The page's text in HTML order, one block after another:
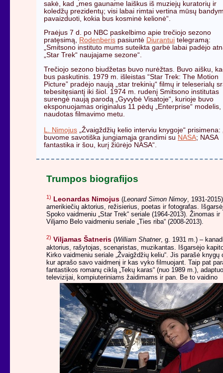
sakė, kad „mes gauname laiškus iš muziejų kuratorių ir
koledžų prezidentų; visi labai rimtai vertina mūsų
pavaizduoti, kokia bus kosminė kelionė“.
Praėjus 7 d. po NBC paskelbimo apie trečiojo sezono
pratęsimą, Rodenberis pasiuntė Diurantui telegramą:
„Smitsono instituto mums suteikta garbė labai padėjo
„Star Trek“ naujajame sezone“.
Trečiojo sezono biudžetas buvo nurėžtas. Buvo aišku,
bus paskutinis. 1979 m. išleistas “Star Trek: The Motion
Picture” pradėjo naują „star trekinių“ filmų ir teleserialų
tebesitęsiantį iki šiol. 1974 m. rudenį Smitsono institutas
surengė naują parodą „Gyvybė Visatoje“, kurioje buvo
eksponuojamas originalus 11 pėdų „Enterprise“ modelis,
naudotas filmavimo metu.
L. Nimojus „Žvaigždžių kelio interviu knygoje“ prisimena:
buvome savotiška jungiamąja grandimi su NASA; NASA
fantastika ir šou, kurį žiūrėjo NASA“.
Trumpos biografijos
1) Leonardas Nimojus (Leonard Simon Nimoy, 1931-
amerikiečių aktorius, režisierius, poetas ir fotografas.
Spoko vaidmeniu „Star Trek“ seriale (1964-2013). Žinomas ir
Viljamo Belo vaidmeniu seriale „Ties riba“ (2008-2013).
2) Viljamas Šatneris (William Shatner, g. 1931 m.) –
aktorius, rašytojas, scenaristas, muzikantas. Išgarsėjo
Kirko vaidmeniu seriale „Žvaigždžių keliu“. Jis parašė knygų
kur aprašo savo vaidmenį ir kas vyko filmuojant. Taip pat
fantastikos romanų ciklą „Tekų karas“ (nuo 1989 m.),
televizijai, kompiuteriniams žaidimams ir pan. Be to vaidino